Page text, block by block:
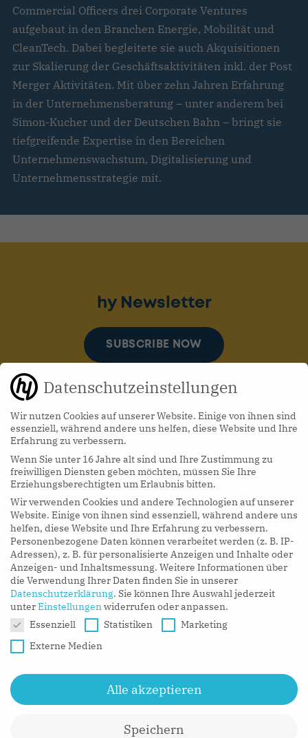
Commercial Officers drei Corporate Ventures
aufgebaut in den Branchen Energie, Mobilität und
CleanTech. Dabei begleitete sie auch Akquisitionen
zur Skalierung der Geschäftsaktivitäten inkl. der Post
Merger Aktivitäten. Mit über zehn Jahren Erfahrung
in der Unternehmensberatung – unter anderem bei
Simon-Kucher und der Deutschen Bahn – bringt sie
tiefgreifende Expertise in den Bereichen
Unternehmenswachstum, Digitalisierung und
Unternehmensstrategie mit.
hy Podcasts
LISTEN NOW
hy Newsletter
SUBSCRIBE NOW
Datenschutzeinstellungen
Wir nutzen Cookies auf unserer Website. Einige von ihnen sind
essenziell, während andere uns helfen, diese Website und Ihre
Erfahrung zu verbessern.
Wenn Sie unter 16 Jahre alt sind und Ihre Zustimmung zu
freiwilligen Diensten geben möchten, müssen Sie Ihre
Erziehungsberechtigten um Erlaubnis bitten.
Wir verwenden Cookies und andere Technologien auf unserer
Website. Einige von ihnen sind essenziell, während andere uns
helfen, diese Website und Ihre Erfahrung zu verbessern.
Personenbezogene Daten können verarbeitet werden (z. B. IP-
Adressen), z. B. für personalisierte Anzeigen und Inhalte oder
Anzeigen- und Inhaltsmessung. Weitere Informationen über
die Verwendung Ihrer Daten finden Sie in unserer
Datenschutzerklärung. Sie können Ihre Auswahl jederzeit
unterEinstellungenwiderrufen oder anpassen.
Datenschutzeinstellungen
Essenziell Statistiken
Marketing
Externe Medien
Alle akzeptieren
Speichern